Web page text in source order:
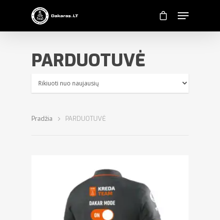
PARDUOTUVĖ
Pradžia PARDUOTUVĖ